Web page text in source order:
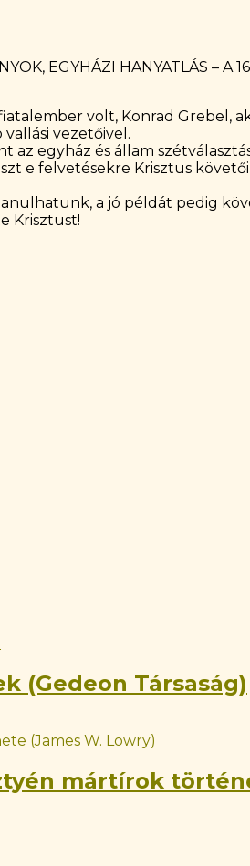
EGYHÁZI HANYATLÁS –
volt, Konrad Grebel,
vezetőivel.
egyház és állam
e felvetésekre Krisztus
a jó példát pedig
Krisztust!
(Gedeon Társaság)
mártírok